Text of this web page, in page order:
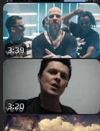
3:39
3:20